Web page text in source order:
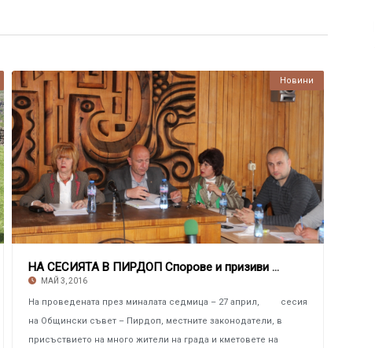
Новини
НА СЕСИЯТА В ПИРДОП Спорове и призиви за тол
МАЙ 3, 2016
На проведената през миналата седмица – 27 април, сесия
на Общински съвет – Пирдоп, местните законодатели, в
присъствието на много жители на града и кметовете на